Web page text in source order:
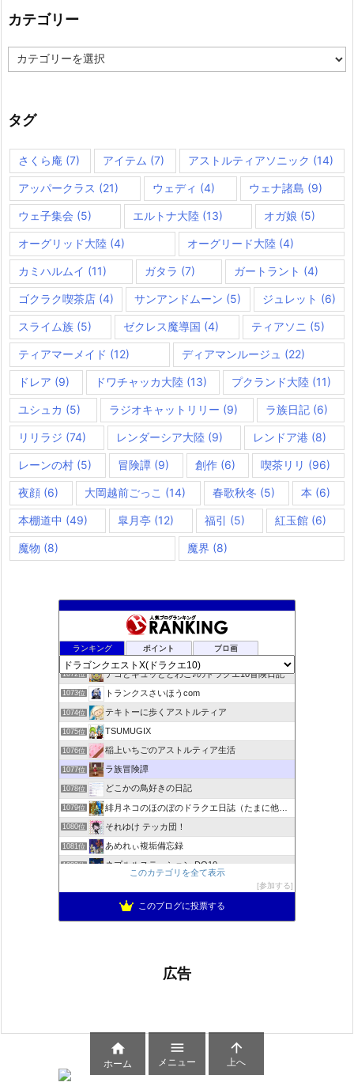
カテゴリー
テ
ー
タグ
さくら庵 (7) アイテム (7) アストルティアソニック (14)
アッパークラス (21) ウェディ (4) ウェナ諸島 (9)
ウェ子集会 (5) エルトナ大陸 (13) オガ娘 (5)
オーグリッド大陸 (4) オーグリード大陸 (4)
カミハルムイ (11) ガタラ (7) ガートラント (4)
ゴクラク喫茶店 (4) サンアンドムーン (5) ジュレット (6)
スライム族 (5) ゼクレス魔導国 (4) ティアソニ (5)
ティアマーメイド (12) ディアマンルージュ (22)
ドレア (9) ドワチャッカ大陸(13) プクランド大陸 (11)
ユシュカ (5) ラジオキャットリリー (9) ラ族日記 (6)
リリラジ (74) レンダーシア大陸 (9) レンドア港 (8)
レーンの村 (5) 冒険譚(9) 創作(6) 喫茶リリ (96)
夜顔 (6) 大岡越前ごっこ (14) 春歌秋冬 (5) 本 (6)
本棚道中 (49) 皐月亭 (12) 福引 (5) 紅玉館(6)
魔物 (8) 魔界 (8)
ランキング ポイント ブロ画
咲くやこのはな
1071位 ドラクエ10ラウラの日常とチーム運営ブログ
1072位 デコとギュッとどわこ♪のドラクエ10冒険日記
1073位 トランクスさいほうcom
1074位 テキトーに歩くアストルティア
1075位 TSUMUGIX
1076位 稲上いちごのアストルティア生活
1077位 ラ族冒険譚
1078位 どこかの鳥好きの日記
1079位 緋月ネコのほのぼのドラクエ日誌（たまに他のことも書いてます)
1080位 それゆけ テッカ団！
1081位 あめれぃ複垢備忘録
1082位 ネプルルステーション DQ10
アリアドネからのお便り『Aria de nouvelles』
ぽんこつゲーマーのひみつきち
このカテゴリを全て表示
参加する
このブログに投票する
広告

ホーム

メニュー

上へ